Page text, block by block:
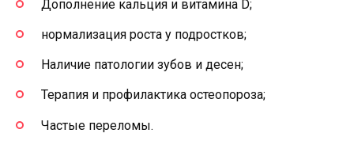
Дополнение кальция и витамина D;
нормализация роста у подростков;
Наличие патологии зубов и десен;
Терапия и профилактика остеопороза;
Частые переломы.